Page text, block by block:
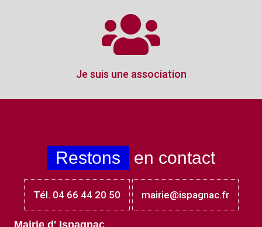
Je suis une association
Restons en contact
Tél. 04 66 44 20 50 mairie@ispagnac.fr
Mairie d' Ispagnac